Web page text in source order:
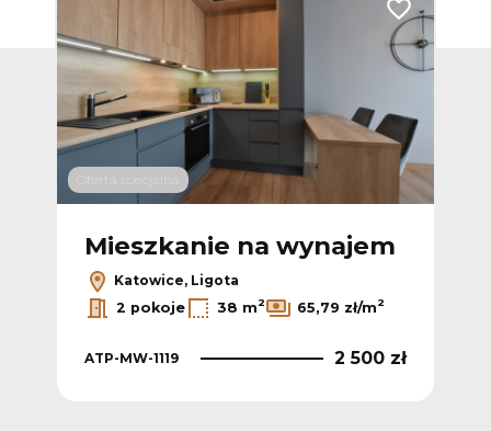
Oferta specjalna
Dodaj do
Mieszkanie na wynajem
Katowice, Ligota
2 pokoje
38 m2 65,79 zł/m2
ATP-MW-1119 2 500 zł